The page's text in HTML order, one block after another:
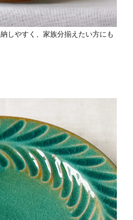
しやすく、家族分揃えたい方にも